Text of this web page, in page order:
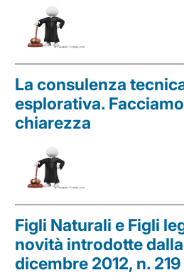
La consulenza
esplorativa.
chiarezza
Figli Naturali e Figli
novità introdotte
dicembre 2012, n. 219